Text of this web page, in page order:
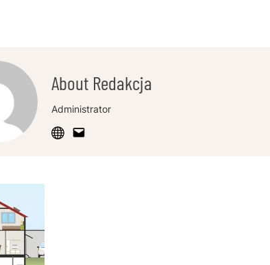
About Redakcja
Administrator